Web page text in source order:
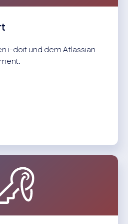
i-doit und dem Atlassian